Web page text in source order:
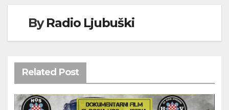
ByRadio Ljubuški
Related Post